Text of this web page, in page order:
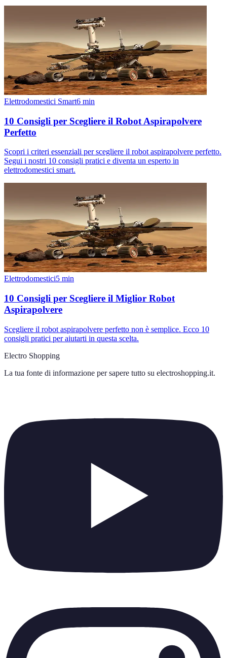
Elettrodomestici Smart6 min
10 Consigli per Scegliere il Robot Aspirapolvere
Perfetto
Scopri i criteri essenziali per scegliere il robot aspirapolvere perfetto.
Segui i nostri 10 consigli pratici e diventa un esperto in
elettrodomestici smart.
Elettrodomestici5 min
10 Consigli per Scegliere il Miglior Robot
Aspirapolvere
Scegliere il robot aspirapolvere perfetto non è semplice. Ecco 10
consigli pratici per aiutarti in questa scelta.
Electro Shopping
La tua fonte di informazione per sapere tutto su electroshopping.it.